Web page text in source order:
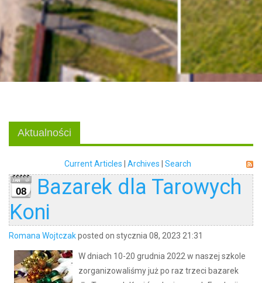
Aktualności
Current Articles Archives Search
08
Bazarek dla Tarowych
Koni
Romana Wojtczakposted on stycznia 08, 2023 21:31
W dniach 10-20 grudnia 2022 w naszej szkole
zorganizowaliśmy już po raz trzeci bazarek